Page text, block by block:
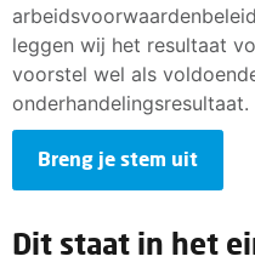
leggen wij het resultaat
voorstel wel als
onderhandelingsresultaat.
Breng je stem uit
Dit staat in het